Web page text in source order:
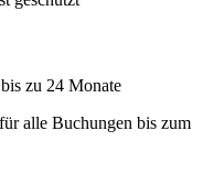
zu 24 Monate
alle Buchungen bis zum